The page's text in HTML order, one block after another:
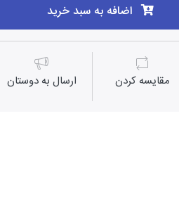
اضافه به سبد خرید
مقايسه كردن ارسال به دوستان